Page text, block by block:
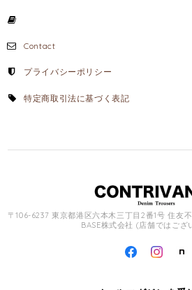
Contact
プライバシーポリシー
特定商取引法に基づく表記
〒106-6237 東京都港区六本木三丁目2番1号 住友
BASE株式会社 (店舗ではござ